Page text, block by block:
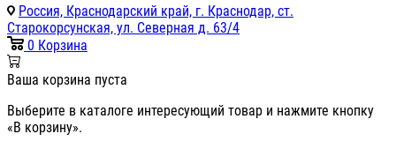
Россия, Краснодарский край, г. Краснодар, ст.
Старокорсунская, ул. Северная д. 63/4
0 Корзина
Ваша корзина пуста
Выберите в каталоге интересующий товар и нажмите кнопку
«В корзину».